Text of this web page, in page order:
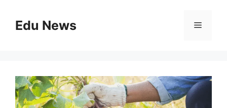
contenuto
Edu News Menu